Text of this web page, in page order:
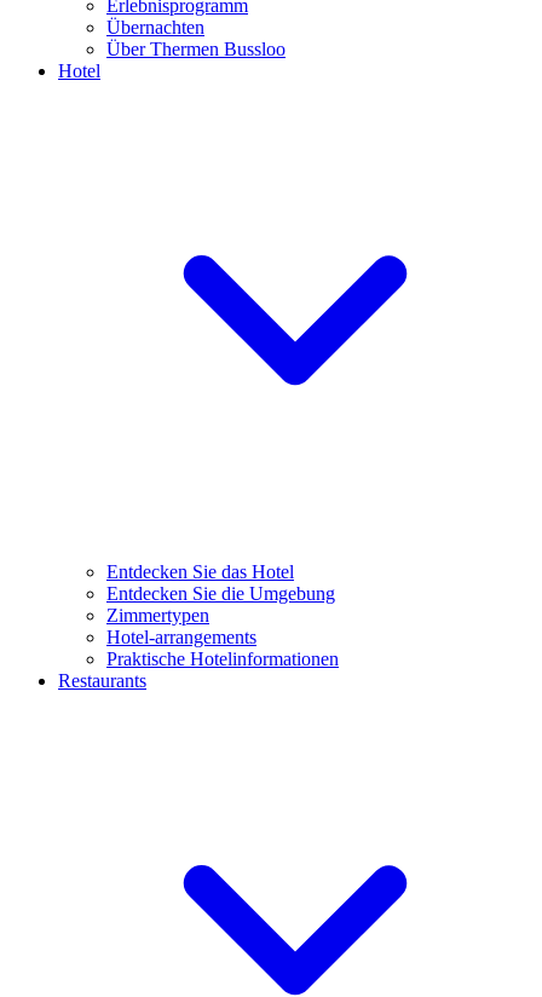
Erlebnisprogramm
Übernachten
Über Thermen Bussloo
Hotel
Entdecken Sie das Hotel
Entdecken Sie die Umgebung
Zimmertypen
Hotel-arrangements
Praktische Hotelinformationen
Restaurants